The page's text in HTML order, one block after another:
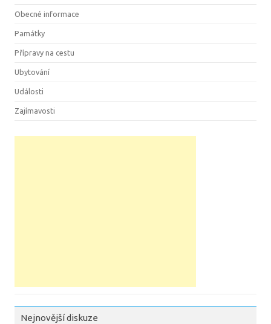
Obecné informace
Památky
Přípravy na cestu
Ubytování
Události
Zajímavosti
Nejnovější diskuze